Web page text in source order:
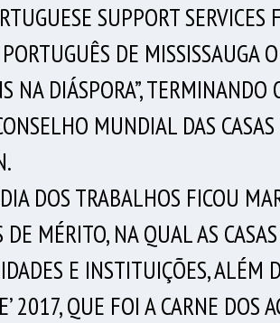
SUPPORT
DE MISSISSAUGA
NA DIÁSPORA”,
MUNDIAL DAS
DOS TRABALHOS FICOU
MÉRITO, NA QUAL AS
E INSTITUIÇÕES, ALÉM
2017, QUE FOI A CARNE DOS